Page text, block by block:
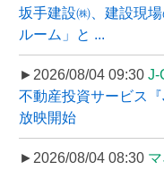
坂手建設㈱、建設現
ルーム」と ...
►2026/08/04 09:30 J-
不動産投資サービス
放映開始
►2026/08/04 08:30